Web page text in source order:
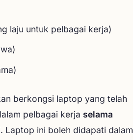
laju untuk pelbagai kerja)
berkongsi laptop yang telah
pelbagai kerja selama
. Laptop ini boleh didapati dalam